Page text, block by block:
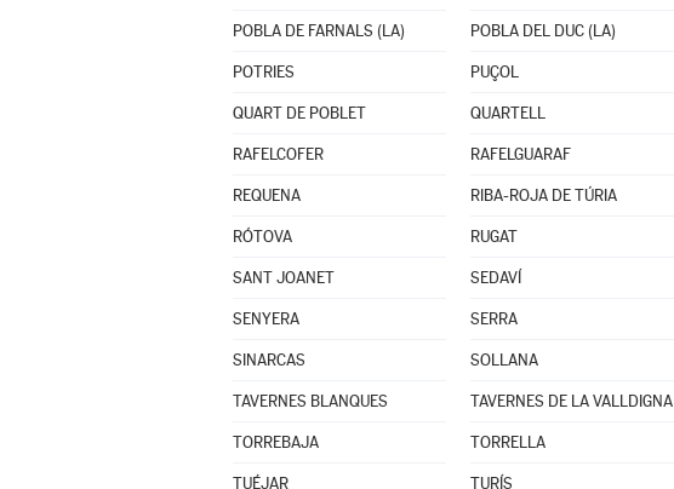
POBLA DE FARNALS (LA) POBLA DEL DUC (LA)
POTRIES PUÇOL
QUART DE POBLET QUARTELL
RAFELCOFER RAFELGUARAF
REQUENA RIBA-ROJA DE TÚRIA
RÓTOVA RUGAT
SANT JOANET SEDAVÍ
SENYERA SERRA
SINARCAS SOLLANA
TAVERNES BLANQUES TAVERNES DE LA VALLDIGNA
TORREBAJA TORRELLA
TUÉJAR TURÍS